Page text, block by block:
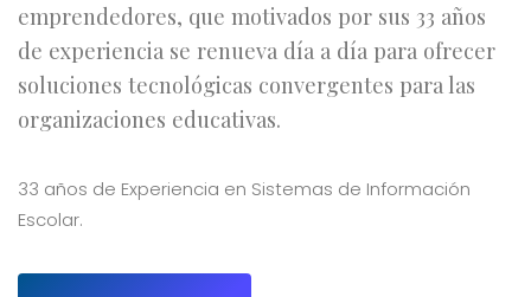
emprendedores, que motivados por sus 33 años
de experiencia se renueva día a día para ofrecer
soluciones tecnológicas convergentes para las
organizaciones educativas.
33 años de Experiencia en Sistemas de Información
Escolar.